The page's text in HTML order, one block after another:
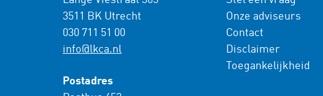
3511 BK Utrecht
030 711 51 00
info@lkca.nl
Postadres
Onze adviseurs
Contact
Disclaimer
Toegankelijkheid